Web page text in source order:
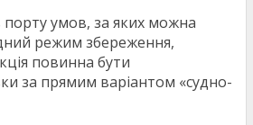
порту умов, за яких можна
режим збереження,
повинна бути
за прямим варіантом «судно-